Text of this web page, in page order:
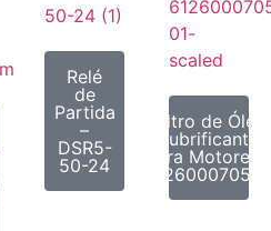
Relé
de
Partida
–
DSR5-
50-24
Filtro de Óleo
Lubrificante
para Motores